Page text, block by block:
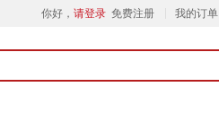
你好， 请登录 免费注册 我的订单